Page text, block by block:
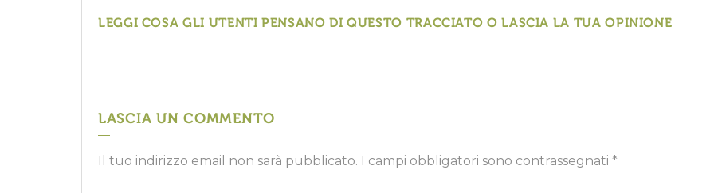
LEGGI COSA GLI UTENTI PENSANO DI QUESTO TRACCIATO O LASCIA LA TUA OPINIONE
LASCIA UN COMMENTO
Il tuo indirizzo email non sarà pubblicato. I campi obbligatori sono contrassegnati *